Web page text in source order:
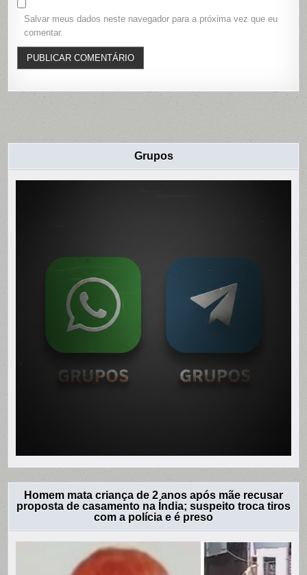
Salvar meus dados neste navegador para a próxima vez que eu
comentar.
Grupos
Homem mata criança de 2 anos após mãe recusar
proposta de casamento na Índia; suspeito troca tiros
com a polícia e é preso